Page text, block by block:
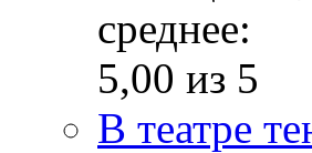
В театре